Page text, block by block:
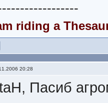
riding a
20:28
Пасиб